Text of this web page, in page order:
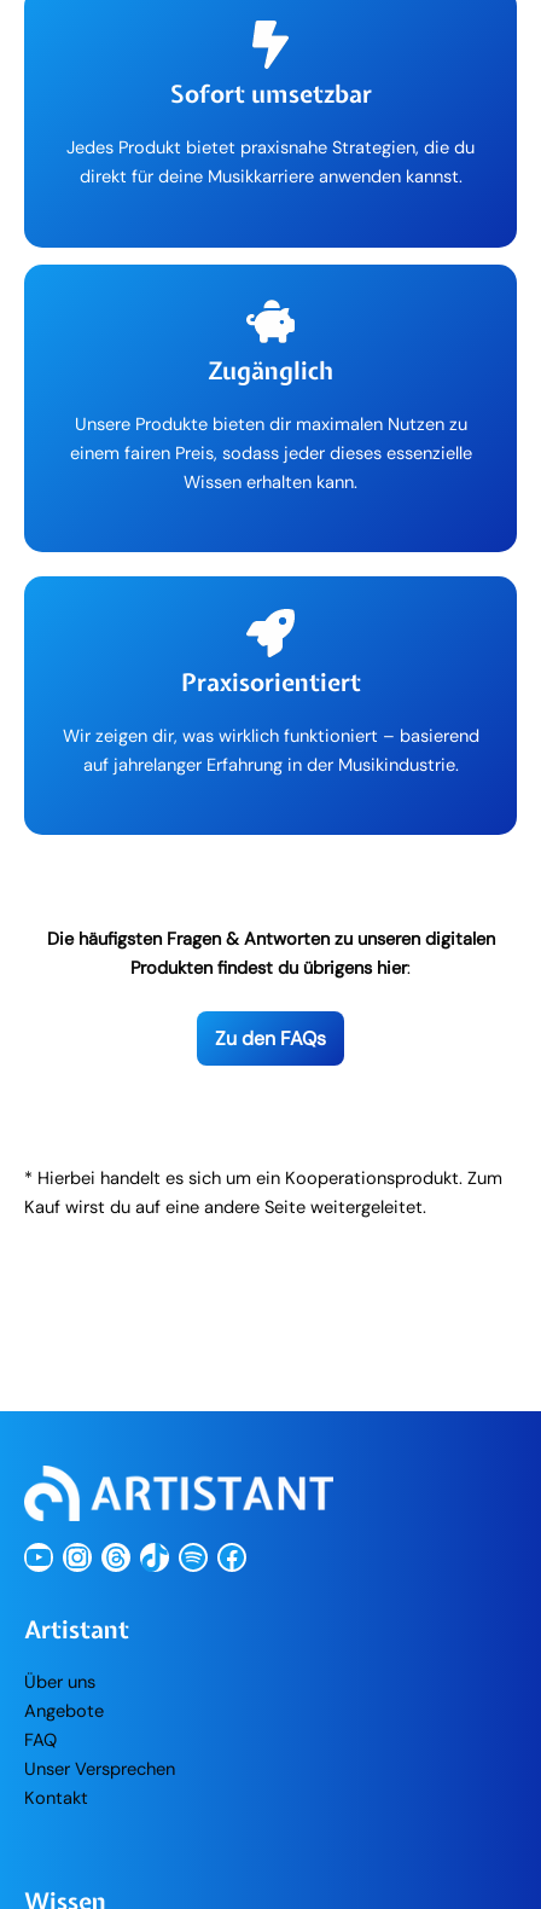
Sofort umsetzbar
Jedes Produkt bietet praxisnahe Strategien, die du
direkt für deine Musikkarriere anwenden kannst.
Zugänglich
Unsere Produkte bieten dir maximalen Nutzen zu
einem fairen Preis, sodass jeder dieses essenzielle
Wissen erhalten kann.
Praxisorientiert
Wir zeigen dir, was wirklich funktioniert – basierend
auf jahrelanger Erfahrung in der Musikindustrie.
Die häufigsten Fragen & Antworten zu unseren digitalen
Produkten findest du übrigens hier:
Zu den FAQs
* Hierbei handelt es sich um ein Kooperationsprodukt. Zum
Kauf wirst du auf eine andere Seite weitergeleitet.
YouTube
Instagram
Threads
TikTok
SpotifyFacebook
Artistant
Über uns
Angebote
FAQ
Unser Versprechen
Kontakt
Wissen